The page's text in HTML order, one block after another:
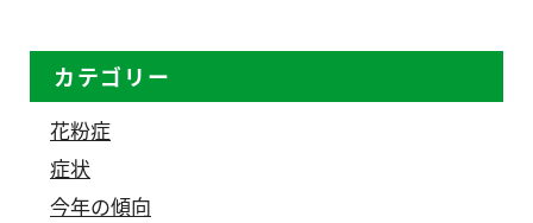
カテゴリー
花粉症
症状
今年の傾向